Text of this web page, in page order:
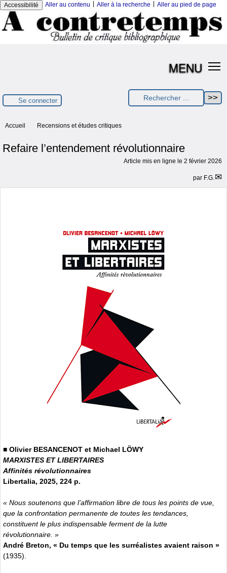
Accessibilité Aller au contenu Aller à la recherche Aller au pied de page
MENU
Se connecter
Accueil Recensions et études critiques
Refaire l’entendement révolutionnaire
Article mis en ligne le 2 février 2026
par F.G.
■ Olivier BESANCENOT et Michael LÖWY
MARXISTES ET LIBERTAIRES
Affinités révolutionnaires
Libertalia, 2025, 224 p.
« Nous soutenons que l’affirmation libre de tous les points de vue,
que la confrontation permanente de toutes les tendances,
constituent le plus indispensable ferment de la lutte
révolutionnaire. »
André Breton, « Du temps que les surréalistes avaient raison »
(1935).